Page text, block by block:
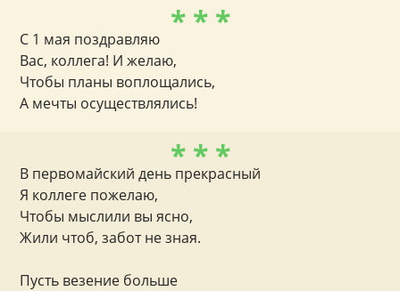
* * *
С 1 мая поздравляю
Вас, коллега! И желаю,
Чтобы планы воплощались,
А мечты осуществлялись!
* * *
В первомайский день прекрасный
Я коллеге пожелаю,
Чтобы мыслили вы ясно,
Жили чтоб, забот не зная.
Пусть везение больше